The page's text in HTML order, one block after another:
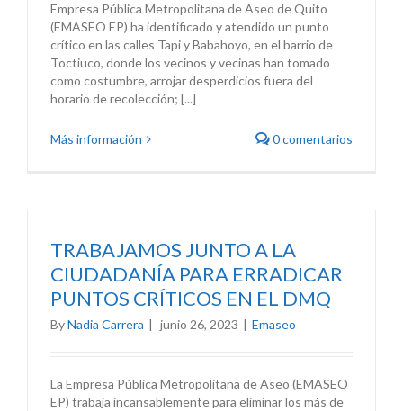
Empresa Pública Metropolitana de Aseo de Quito
(EMASEO EP) ha identificado y atendido un punto
crítico en las calles Tapi y Babahoyo, en el barrio de
Toctiuco, donde los vecinos y vecinas han tomado
como costumbre, arrojar desperdicios fuera del
horario de recolección; [...]
Más información 0 comentarios
TRABAJAMOS JUNTO A LA
CIUDADANÍA PARA ERRADICAR
PUNTOS CRÍTICOS EN EL DMQ
ByNadia Carrera | junio 26, 2023 | Emaseo
La Empresa Pública Metropolitana de Aseo (EMASEO
EP) trabaja incansablemente para eliminar los más de